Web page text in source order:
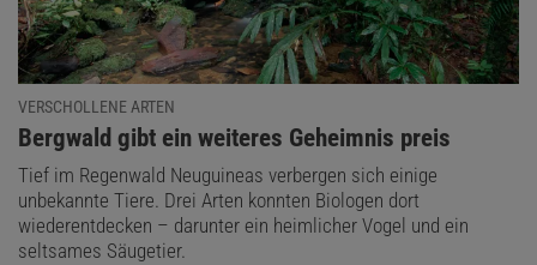
VERSCHOLLENE ARTEN
:
Bergwald gibt ein weiteres Geheimnis preis
Tief im Regenwald Neuguineas verbergen sich einige
unbekannte Tiere. Drei Arten konnten Biologen dort
wiederentdecken – darunter ein heimlicher Vogel und ein
seltsames Säugetier.